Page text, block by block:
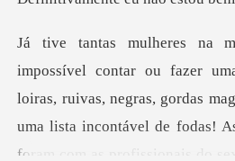
Sair
loiras, ruivas, negras, gordas
uma lista incontável de fodas!